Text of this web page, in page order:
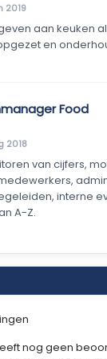
2019
aan keuken
en
Food
2018
van cijfers,
interne
A-Z.
nog geen